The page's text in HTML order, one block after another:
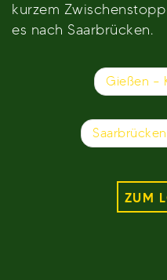
kurzem
es nach Saarbrücken.
Gießen –
ZUM